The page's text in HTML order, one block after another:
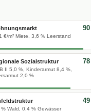
€/m² Miete, 3,6 % Leerstand
90
Sozialstruktur
II 5,0 %, Kinderarmut 8,4 %,
2,0 %
78
Wald, 0,4 % Gewässer
49